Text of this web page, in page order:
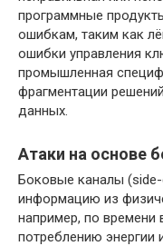
программные
ошибкам, таким как
ошибки управления
промышленная
фрагментации
данных.
Атаки на основе
Боковые каналы
информацию из
например, по времени
потреблению энергии